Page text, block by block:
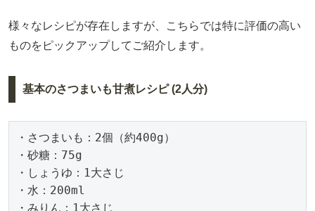
様々なレシピが存在しますが、こちらでは特に評価の高い
ものをピックアップしてご紹介します。
基本のさつまいも甘煮レシピ (2人分)
・さつまいも：2個（約400g）
・砂糖：75g
・しょうゆ：1大さじ
・水：200ml
・みりん：1大さじ